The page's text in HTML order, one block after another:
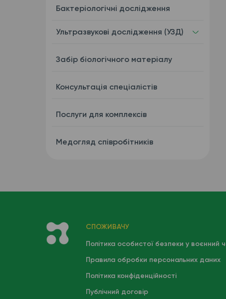
Бактеріологічні дослідження
Ультразвукові дослідження (УЗД)
Забір біологічного матеріалу
Консультація спеціалістів
Послуги для комплексів
Медогляд співробітників
СПОЖИВАЧУ
Політика особистої безпеки у воєнний
Правила обробки персональних даних
Політика конфіденційності
Публічний договір